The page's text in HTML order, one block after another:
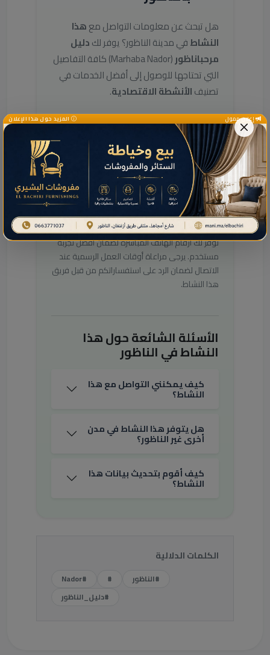
هل تبحث عن معلومات التواصل معهذا
النشاطفي مدينة الناظور؟ يوفر لكدليل
مرحباناظور
(Marhaba Nador) كافة التفاصيل
التي تحتاجها للوصول إلى أفضل الخدمات في
تصنيفالأنشطة الاقتصادية.
الموقع والوصول
باعتباره جزءاً من النسيج الاقتصادي لمدينة الناظور،
يسهل الوصول إلى هذا النشاط عبر المواقع الحيوية
في الإقليم. يمكنك استخدام الخريطة التفاعلية
المتوفرة في هذه الصفحة لتحديد المسار الأنسب.
التواصل المباشر
نوفر لك أرقام الهاتف المباشرة لضمان أفضل تجربة
مستخدم. يرجى مراعاة أوقات العمل الرسمية عند
الاتصال لضمان الرد على استفساراتكم من قبل فريق
هذا النشاط.
الأسئلة الشائعة حول هذا
النشاط في الناظور
كيف يمكنني التواصل مع هذا
النشاط؟
هل يتوفر هذا النشاط في مدن
أخرى غير الناظور؟
كيف أقوم بتحديث بيانات هذا
النشاط؟
الكلمات الدلالية
#الناظور #
#Nador
#دليل_الناظور
إعلان ممول المزيد حول هذا الإعلان